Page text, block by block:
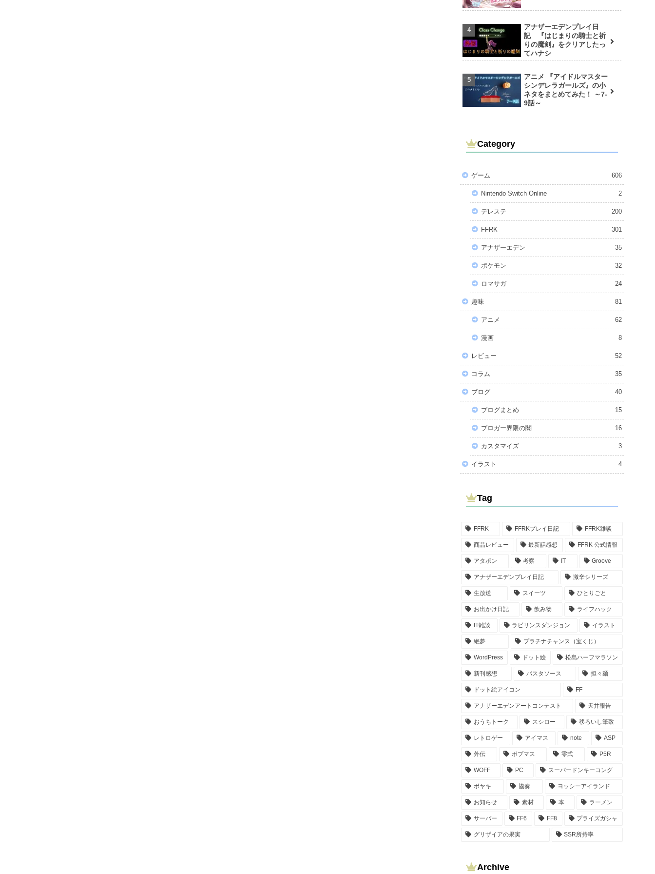
アナザーエデンプレイ日
記 『はじまりの騎士と祈
りの魔剣』をクリアしたっ
てハナシ
アニメ 『アイドルマスター
シンデレラガールズ』の小
ネタをまとめてみた！ ～7-
9話～
Category
ゲーム 606
Nintendo Switch Online 2
デレステ 200
FFRK 301
アナザーエデン 35
ポケモン 32
ロマサガ 24
趣味 81
アニメ 62
漫画 8
レビュー 52
コラム 35
ブログ 40
ブログまとめ 15
ブロガー界隈の闇 16
カスタマイズ 3
イラスト 4
Tag
FFRK FFRKプレイ日記 FFRK雑談
商品レビュー 最新話感想 FFRK 公式情報
アタポン 考察 IT Groove
アナザーエデンプレイ日記 激辛シリーズ
生放送 スイーツ ひとりごと
お出かけ日記 飲み物 ライフハック
IT雑談 ラビリンスダンジョン イラスト
絶夢 プラチナチャンス（宝くじ）
WordPress ドット絵 松島ハーフマラソン
新刊感想 パスタソース 担々麺
ドット絵アイコン FF
アナザーエデンアートコンテスト 天井報告
おうちトーク スシロー 移ろいし筆致
レトロゲー アイマス note ASP
外伝 ポプマス 零式 P5R
WOFF PC スーパードンキーコング
ボヤキ 協奏 ヨッシーアイランド
お知らせ 素材 本 ラーメン
サーバー FF6 FF8 プライズガシャ
グリザイアの果実 SSR所持率
Archive